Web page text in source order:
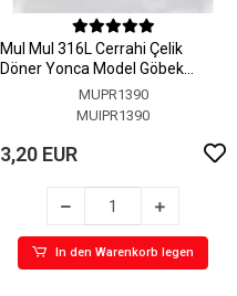
MuI MuI 316L Cerrahi Çelik
Döner Yonca Model Göbek
MUPR1390
MUIPR1390
3,20 EUR
In den Warenkorb legen